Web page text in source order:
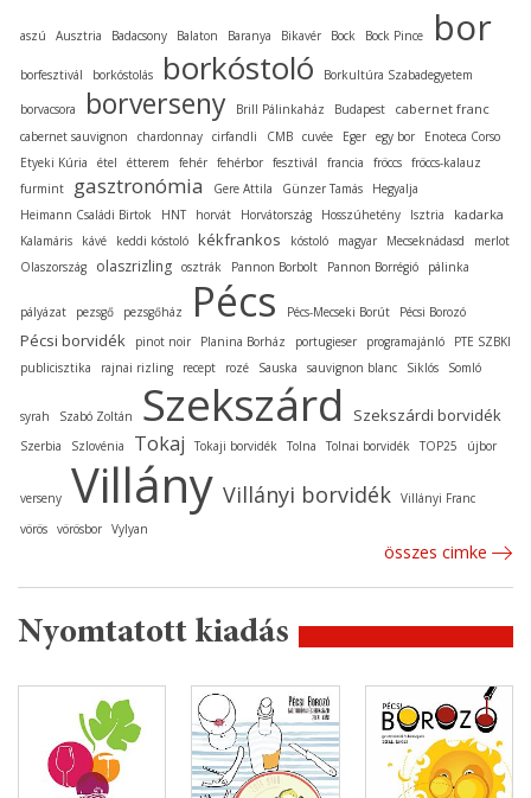
aszú Ausztria Badacsony Balaton Baranya Bikavér Bock Bock Pince bor
borfesztivál borkóstolás borkóstoló Borkultúra Szabadegyetem
borvacsora borverseny Brill Pálinkaház Budapest cabernet franc
cabernet sauvignon chardonnay cirfandli CMB cuvée Eger egy bor
Enoteca Corso
Etyeki Kúria
étel étterem fehér fehérbor fesztivál francia fröccs fröccs-kalauz
furmint
gasztronómia Gere Attila Günzer Tamás
Hegyalja
Heimann Családi Birtok
HNT horvát Horvátország Hosszúhetény Isztria kadarka
Kalamáris kávé keddi kóstoló kékfrankos kóstoló magyar Mecseknádasd
merlot
Olaszország
olaszrizling osztrák Pannon Borbolt Pannon Borrégió pálinka
pályázat pezsgő pezsgőház Pécs Pécs-Mecseki Borút Pécsi Borozó
Pécsi borvidék pinot noir Planina Borház portugieser programajánló
PTE SZBKI
publicisztika
rajnai rizling recept rozé Sauska sauvignon blanc Siklós Somló
syrah Szabó Zoltán Szekszárd Szekszárdi borvidék
Szerbia Szlovénia Tokaj Tokaji borvidék Tolna Tolnai borvidék TOP25 újbor
verseny Villány Villányi borvidék Villányi Franc
vörös vörösbor Vylyan
összes cimke
Nyomtatott kiadás